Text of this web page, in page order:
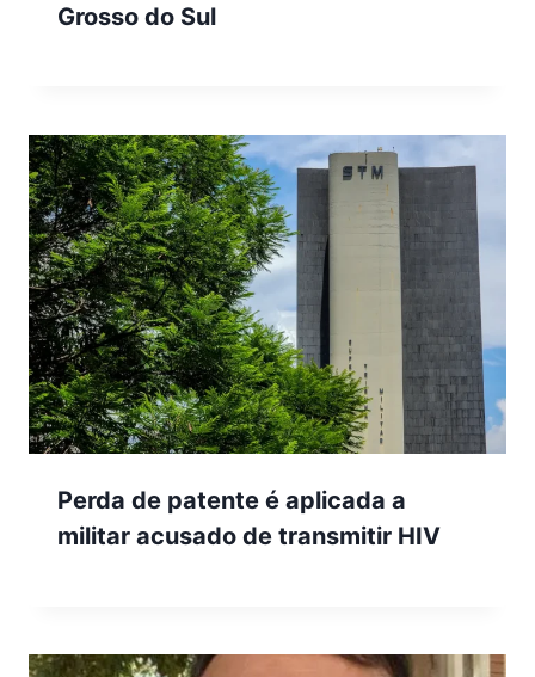
Grosso do Sul
Perda de patente é aplicada a
militar acusado de transmitir HIV